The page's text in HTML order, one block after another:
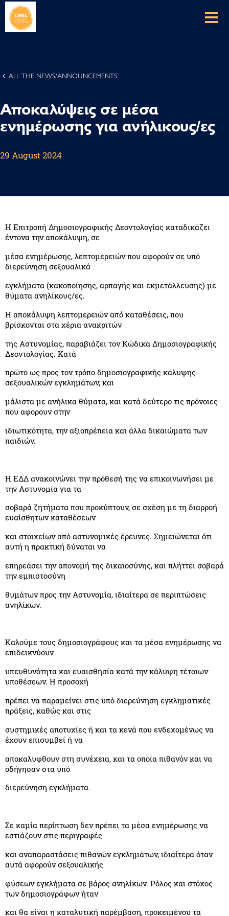
ALL THE NEWS/ANNOUNCEMENTS
Αποκαλύψεις σε μέσα
ενημέρωσης για ανήλικους/ες
29 August 2024
Η Επιτροπή Δημοσιογραφικής Δεοντολογίας καταδικάζει
έντονα την αποκάλυψη, σε
μέσα ενημέρωσης, λεπτομερειών που αφορούν σε υπό
διερεύνηση σεξουαλικά
εγκλήματα (κακοποίησης, αρπαγής και εκμετάλλευσης) με
θύματα ανηλίκους/ες.
Η αποκάλυψη λεπτομερειών από καταθέσεις, που
βρίσκονται στα χέρια ανακριτών
της Αστυνομίας, παραβιάζει τον Κώδικα Δημοσιογραφικής
Δεοντολογίας. Κατά
πρώτο ως προς τον τρόπο δημοσιογραφικής κάλυψης
σεξουαλικών εγκλημάτων, και
μάλιστα με ανήλικα θύματα, και κατά δεύτερο τις πρόνοιες
που αφορουν στην
ιδιωτικότητα, την αξιοπρέπεια και άλλα δικαιώματα των
παιδιών.
Η ΕΔΔ ανακοινώνει την πρόθεσή της να επικοινωνήσει με
την Αστυνομία για τα
σοβαρά ζητήματα που προκύπτουν, σε σχέση με τη διαρροή
ευαίσθητων καταθέσεων
και στοιχείων από αστυνομικές έρευνες. Σημειώνεται ότι
αυτή η πρακτική δύναται να
επηρεάσει την απονομή της δικαιοσύνης, και πλήττει σοβαρά
την εμπιστοσύνη
θυμάτων προς την Αστυνομία, ιδιαίτερα σε περιπτώσεις
ανηλίκων.
Καλούμε τους δημοσιογράφους και τα μέσα ενημέρωσης να
επιδεικνύουν
υπευθυνότητα και ευαισθησία κατά την κάλυψη τέτοιων
υποθέσεων. Η προσοχή
πρέπει να παραμείνει στις υπό διερεύνηση εγκληματικές
πράξεις, καθώς και στις
συστημικές αποτυχίες ή και τα κενά που ενδεχομένως να
έχουν επισυμβεί ή να
αποκαλυφθουν στη συνέχεια, και τα οποία πιθανόν και να
οδήγησαν στα υπό
διερεύνηση εγκλήματα.
Σε καμία περίπτωση δεν πρέπει τα μέσα ενημέρωσης να
εστιάζουν στις περιγραφές
και αναπαραστάσεις πιθανών εγκλημάτων, ιδιαίτερα όταν
αυτά αφορούν σεξουαλικής
φύσεων εγκλήματα σε βάρος ανηλίκων. Ρόλος και στόχος
των δημοσιογράφων ήταν
και θα είναι η καταλυτική παρέμβαση, προκειμένου τα